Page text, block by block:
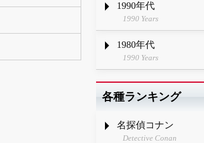
1990年代
1990 Years
1980年代
1990 Years
各種ランキング
名探偵コナン
Detective Conan